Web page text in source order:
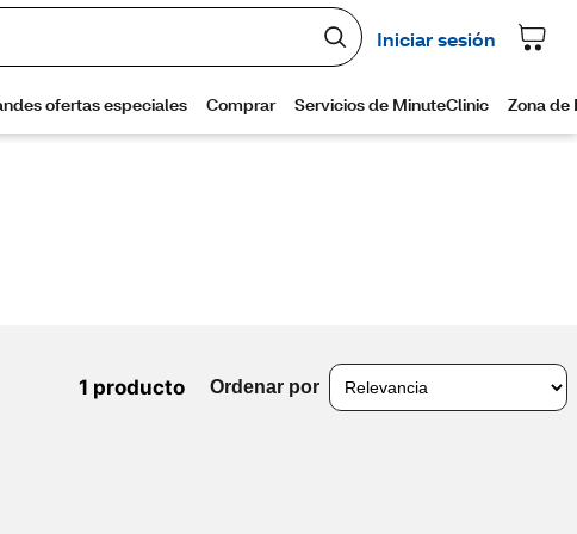
1 producto Ordenar por